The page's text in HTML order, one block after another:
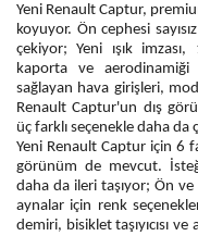
Yeni Renault Captur,
koyuyor. Ön cephesi
çekiyor; Yeni ışık
kaporta ve
sağlayan hava girişleri,
Renault Captur'un dış
üç farklı seçenekle daha da
Yeni Renault Captur için 6
görünüm de mevcut.
daha da ileri taşıyor; Ön ve
aynalar için renk
demiri, bisiklet taşıyıcısı